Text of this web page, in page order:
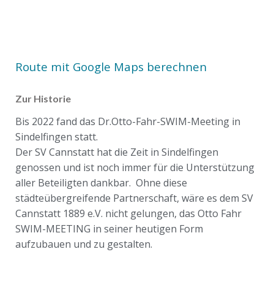
Route mit Google Maps berechnen
Zur Historie
Bis 2022 fand das Dr.Otto-Fahr-SWIM-Meeting in
Sindelfingen statt.
Der SV Cannstatt hat die Zeit in Sindelfingen
genossen und ist noch immer für die Unterstützung
aller Beteiligten dankbar. Ohne diese
städteübergreifende Partnerschaft, wäre es dem SV
Cannstatt 1889 e.V. nicht gelungen, das Otto Fahr
SWIM-MEETING in seiner heutigen Form
aufzubauen und zu gestalten.